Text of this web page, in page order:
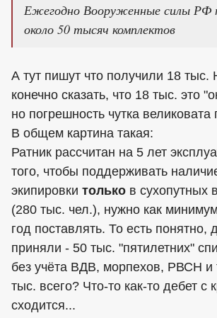
Ежегодно Вооруженные силы РФ
около 50 тысяч комплектов
А тут пишут что получили 18 тыс.
конечно сказать, что 18 тыс. это
но погрешность чутка великовата
В общем картина такая:
Ратник рассчитан на 5 лет
того, чтобы поддерживать
экипировки только в сухопутных
(280 тыс. чел.), нужно как
год поставлять. То есть понятно,
приняли - 50 тыс. "пятилетних"
без учёта ВДВ, морпехов, РВСН и
тыс. всего? Что-то как-то дебет с
сходится...